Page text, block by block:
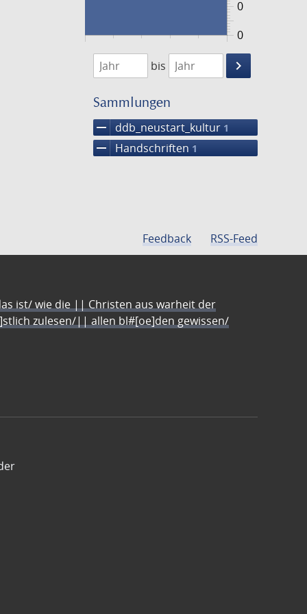
0
0
1474
1475
bis
keyboard_arrow_right
Suche
Sammlungen
remove ddb_neustart_kultur 1
remove Handschriften 1
Feedback RSS-Feed
ist/ wie die || Christen aus warheit der
zulesen/|| allen bl#[oe]den gewissen/